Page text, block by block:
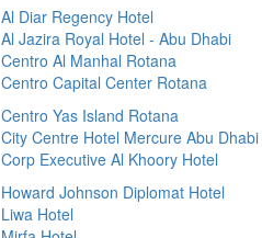
Al Diar Regency Hotel
Al Jazira Royal Hotel - Abu Dhabi
Centro Al Manhal Rotana
Centro Capital Center Rotana
Centro Yas Island Rotana
City Centre Hotel Mercure Abu Dhabi
Corp Executive Al Khoory Hotel
Howard Johnson Diplomat Hotel
Liwa Hotel